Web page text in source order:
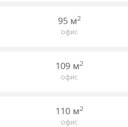
95 м2
офис
109 м2
офис
110 м2
офис